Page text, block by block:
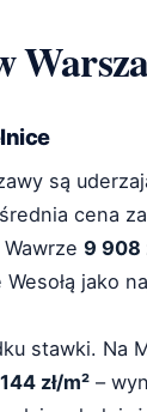
są
cena
9 908
jako
stawki. Na
zł/m² –